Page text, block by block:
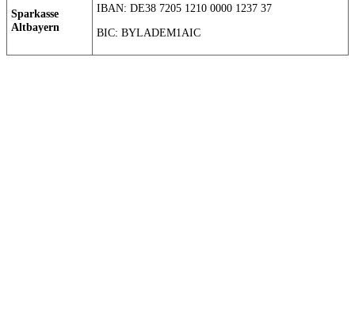
Sparkasse
Altbayern
IBAN: DE38 7205 1210 0000 1237 37
BIC: BYLADEM1AIC